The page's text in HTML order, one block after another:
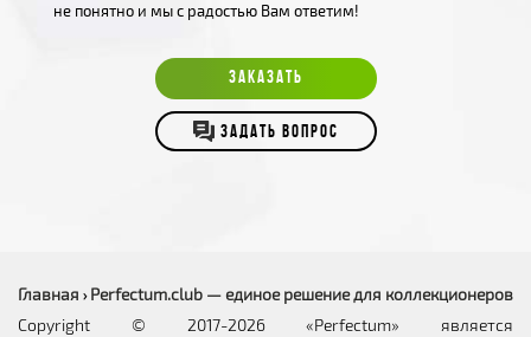
не понятно и мы с радостью Вам ответим!
ЗАКАЗАТЬ
ЗАДАТЬ ВОПРОС
Главная › Perfectum.club — единое решение для коллекционеров
Copyright © 2017-2026 «Perfectum» является